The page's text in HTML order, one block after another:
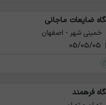
ضایعات ماجانی
خمینی شهر - اصفهان
فرهمند